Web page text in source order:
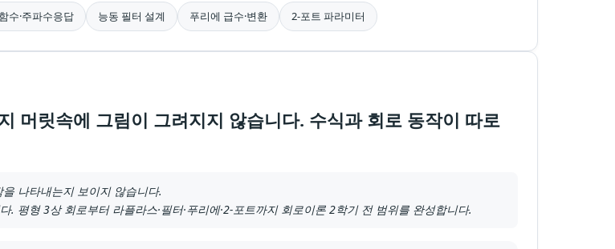
수·주파수응답 능동 필터 설계 푸리에 급수·변환 2-포트 파라미터
머릿속에 그림이 그려지지 않습니다. 수식과 회로 동작이 따로
나타내는지 보이지 않습니다.
평형 3상 회로부터 라플라스·필터·푸리에·2-포트까지 회로이론 2학기 전 범위를 완성합니다.